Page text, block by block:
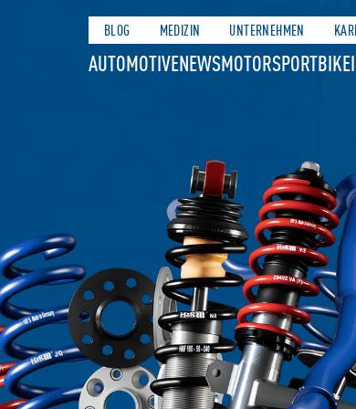
BLOG MEDIZIN UNTERNEHMEN
AUTOMOTIVENEWSMOTORSPORTBIKE